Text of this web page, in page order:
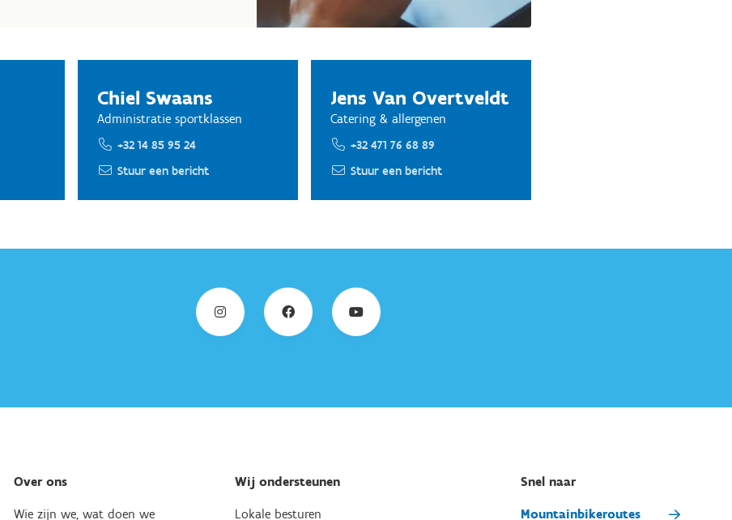
Chiel Swaans
Administratie sportklassen
+32 14 85 95 24
Stuur een bericht
Jens Van Overtveldt
Catering & allergenen
+32 471 76 68 89
Stuur een bericht
Over ons
Wie zijn we, wat doen we
Wij ondersteunen
Lokale besturen
Snel naar
Mountainbikeroutes